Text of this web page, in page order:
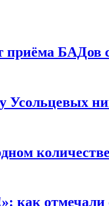
приёма БАДов
Усольцевых
как